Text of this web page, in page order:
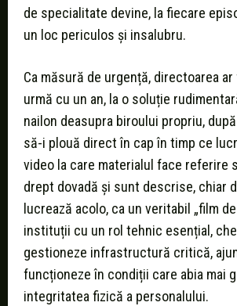
de specialitate devine, la fiecare
un loc periculos și insalubru.
Ca măsură de urgență, directoarea ar
urmă cu un an, la o soluție
nailon deasupra biroului propriu,
să-i plouă direct în cap în timp ce
video la care materialul face referire
drept dovadă și sunt descrise, chiar
lucrează acolo, ca un veritabil „film
instituții cu un rol tehnic esențial,
gestioneze infrastructură critică,
funcționeze în condiții care abia mai
integritatea fizică a personalului.